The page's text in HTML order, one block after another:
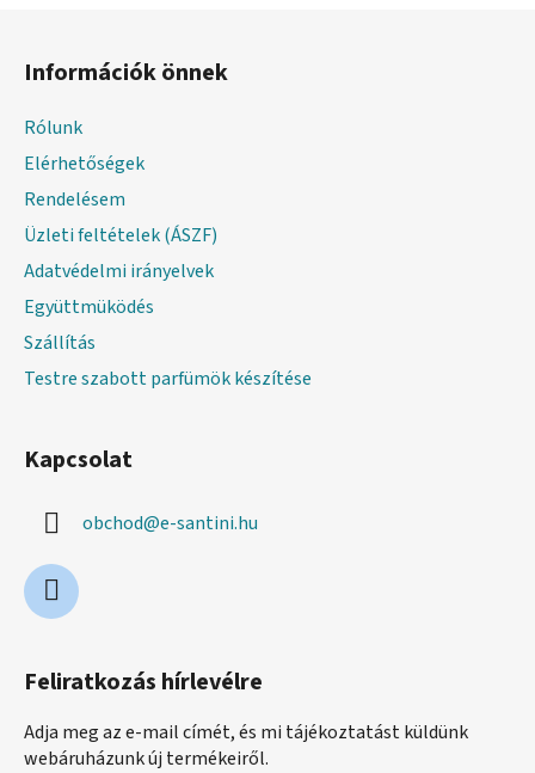
Információk önnek
Rólunk
Elérhetőségek
Rendelésem
Üzleti feltételek (ÁSZF)
Adatvédelmi irányelvek
Együttmüködés
Szállítás
Testre szabott parfümök készítése
Kapcsolat
obchod@e-santini.hu
Feliratkozás hírlevélre
Adja meg az e-mail címét, és mi tájékoztatást küldünk
webáruházunk új termékeiről.